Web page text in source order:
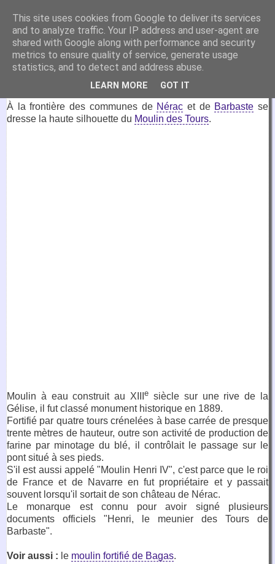
VirtuaFrance
Visitez la France depuis votre fauteuil.
29 mai 2023
Moulin des Tours, Barbaste
À la frontière des communes de Nérac et de Barbaste se
dresse la haute silhouette du Moulin des Tours.
Moulin à eau construit au XIIIe siècle sur une rive de la
Gélise, il fut classé monument historique en 1889.
Fortifié par quatre tours crénelées à base carrée de presque
trente mètres de hauteur, outre son activité de production de
farine par minotage du blé, il contrôlait le passage sur le
pont situé à ses pieds.
S'il est aussi appelé "Moulin Henri IV", c'est parce que le roi
de France et de Navarre en fut propriétaire et y passait
souvent lorsqu'il sortait de son château de Nérac.
Le monarque est connu pour avoir signé plusieurs
documents officiels "Henri, le meunier des Tours de
Barbaste".
Voir aussi : le moulin fortifié de Bagas.
This site uses cookies from Google to deliver its services
and to analyze traffic. Your IP address and user-agent are
shared with Google along with performance and security
metrics to ensure quality of service, generate usage
statistics, and to detect and address abuse.
LEARN MORE GOT IT